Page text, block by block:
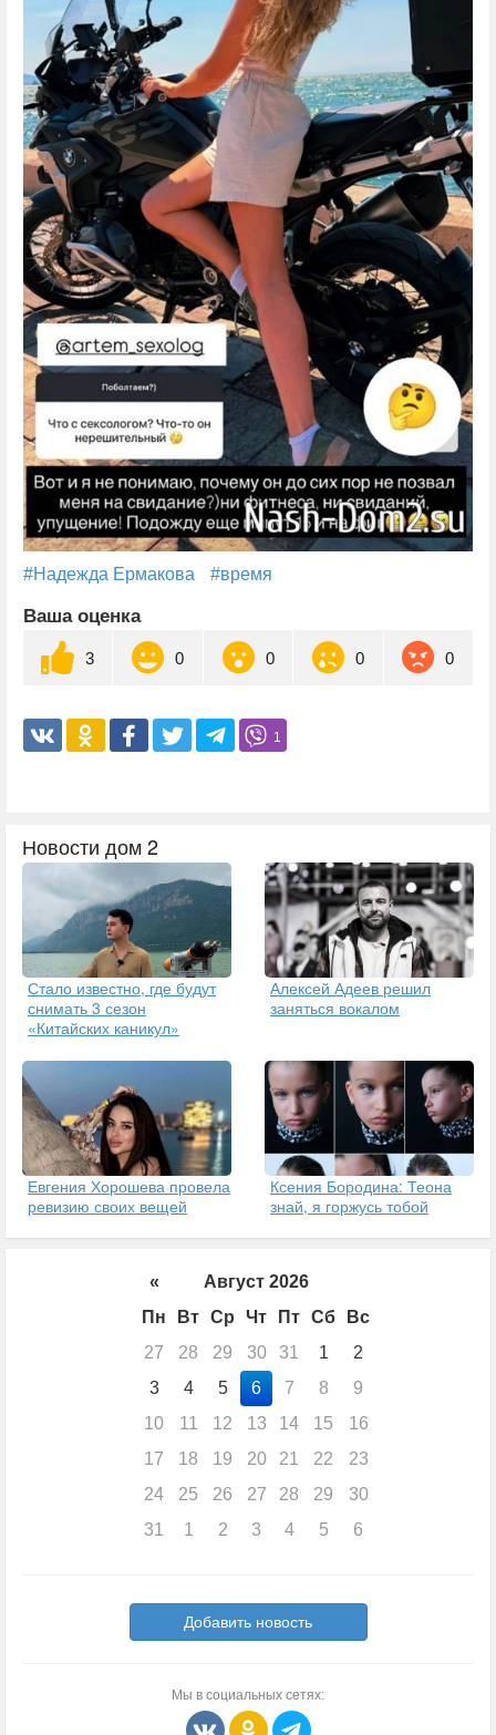
#Надежда Ермакова #время
Ваша оценка
3 0 0 0 0
1
Новости дом 2
Стало известно, где будут
снимать 3 сезон
«Китайских каникул»
Алексей Адеев решил
заняться вокалом
Евгения Хорошева провела
ревизию своих вещей
Ксения Бородина: Теона
знай, я горжусь тобой
«
Август 2026
Пн
Вт Ср Чт Пт Сб
Вс
27
28 29 30 31 1
2
3
4 5 6 7 8
9
10
11 12 13 14 15
16
17
18 19 20 21 22
23
24
25 26 27 28 29
30
31
1 2 3 4 5 6
Добавить новость
Мы в социальных сетях: